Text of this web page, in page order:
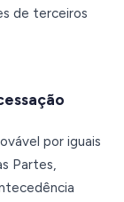
de terceiros
por iguais
Partes,